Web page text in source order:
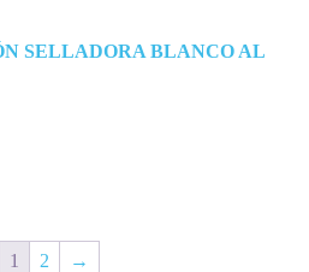
SELLADORA BLANCO AL
1 2 →